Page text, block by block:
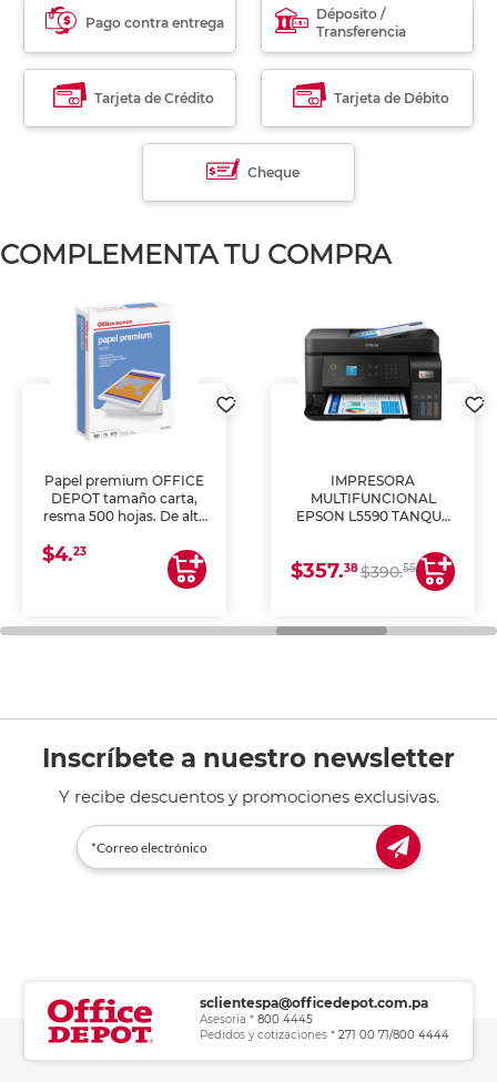
Pago contra entrega
Déposito /
Transferencia
Tarjeta de Crédito Tarjeta de Débito
Cheque
COMPLEMENTA TU COMPRA
Papel premium OFFICE
DEPOT tamaño carta,
resma 500 hojas. De alta
uniforme, ideal para
impresoras de inyección
de tinta y láser,
general de oficina.
$4.23
IMPRESORA
MULTIFUNCIONAL
EPSON L5590 TANQUE
COPIA Y ESCANEA)
$357.38$390.55
Inscríbete a nuestro newsletter
Y recibe descuentos y promociones exclusivas.
sclientespa@officedepot.com.pa
Asesoría * 800 4445
Pedidos y cotizaciones * 271 00 71/800 4444